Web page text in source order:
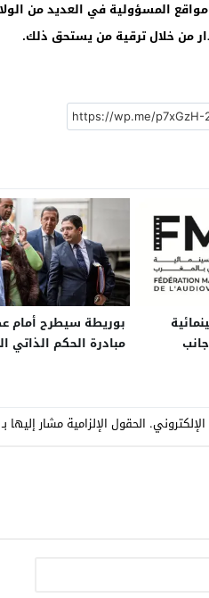
المسؤولية في العديد من
من خلال ترقية من يستحق ذلك.
بوريطة سيطرح أمام
مبادرة الحكم الذاتي
بمدريد حول ملف
الحقول الإلزامية مشار إليها بـ